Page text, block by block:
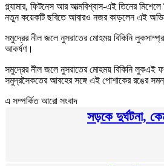
গ্ল্যামার, ফিটনেস আর আত্মবিশ্বাস-এই তিনের
নতুন কয়েকটি ছবিতে আবারও নজর কাড়লেন এই
সমুদ্রের নীল জলে নুসরাতের মোহময় বিকিনি
আকর্ষণ।
সমুদ্রের নীল জলে নুসরাতের মোহময় বিকিনি লুকএই
সমুদ্রসৈকতের আবহের সঙ্গে এই পোশাকের রঙের
এ সম্পর্কিত আরো সংবাদ
সড়কে দুর্ঘটনা,